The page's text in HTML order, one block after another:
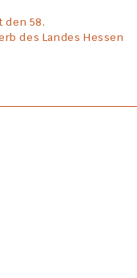
den 58.
des Landes Hessen